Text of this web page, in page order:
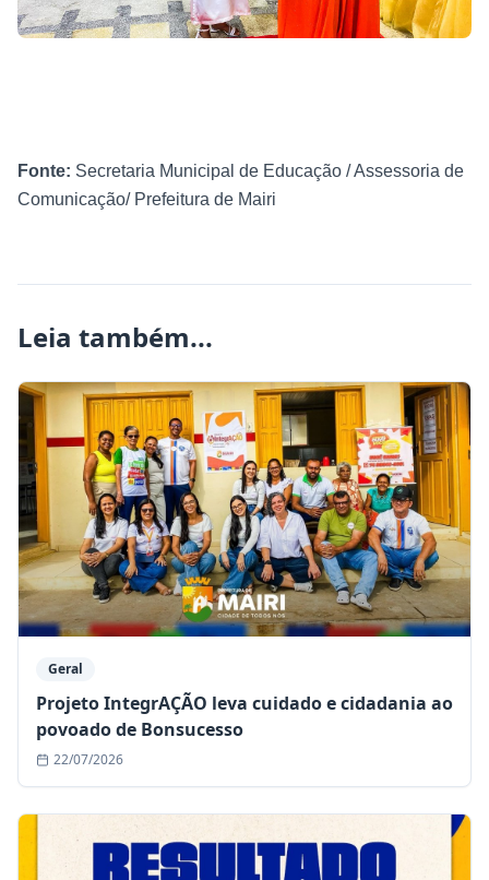
Fonte: Secretaria Municipal de Educação / Assessoria de
Comunicação/ Prefeitura de Mairi
Leia também...
Geral
Projeto IntegrAÇÃO leva cuidado e cidadania ao
povoado de Bonsucesso
22/07/2026